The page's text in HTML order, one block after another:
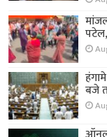
बजे